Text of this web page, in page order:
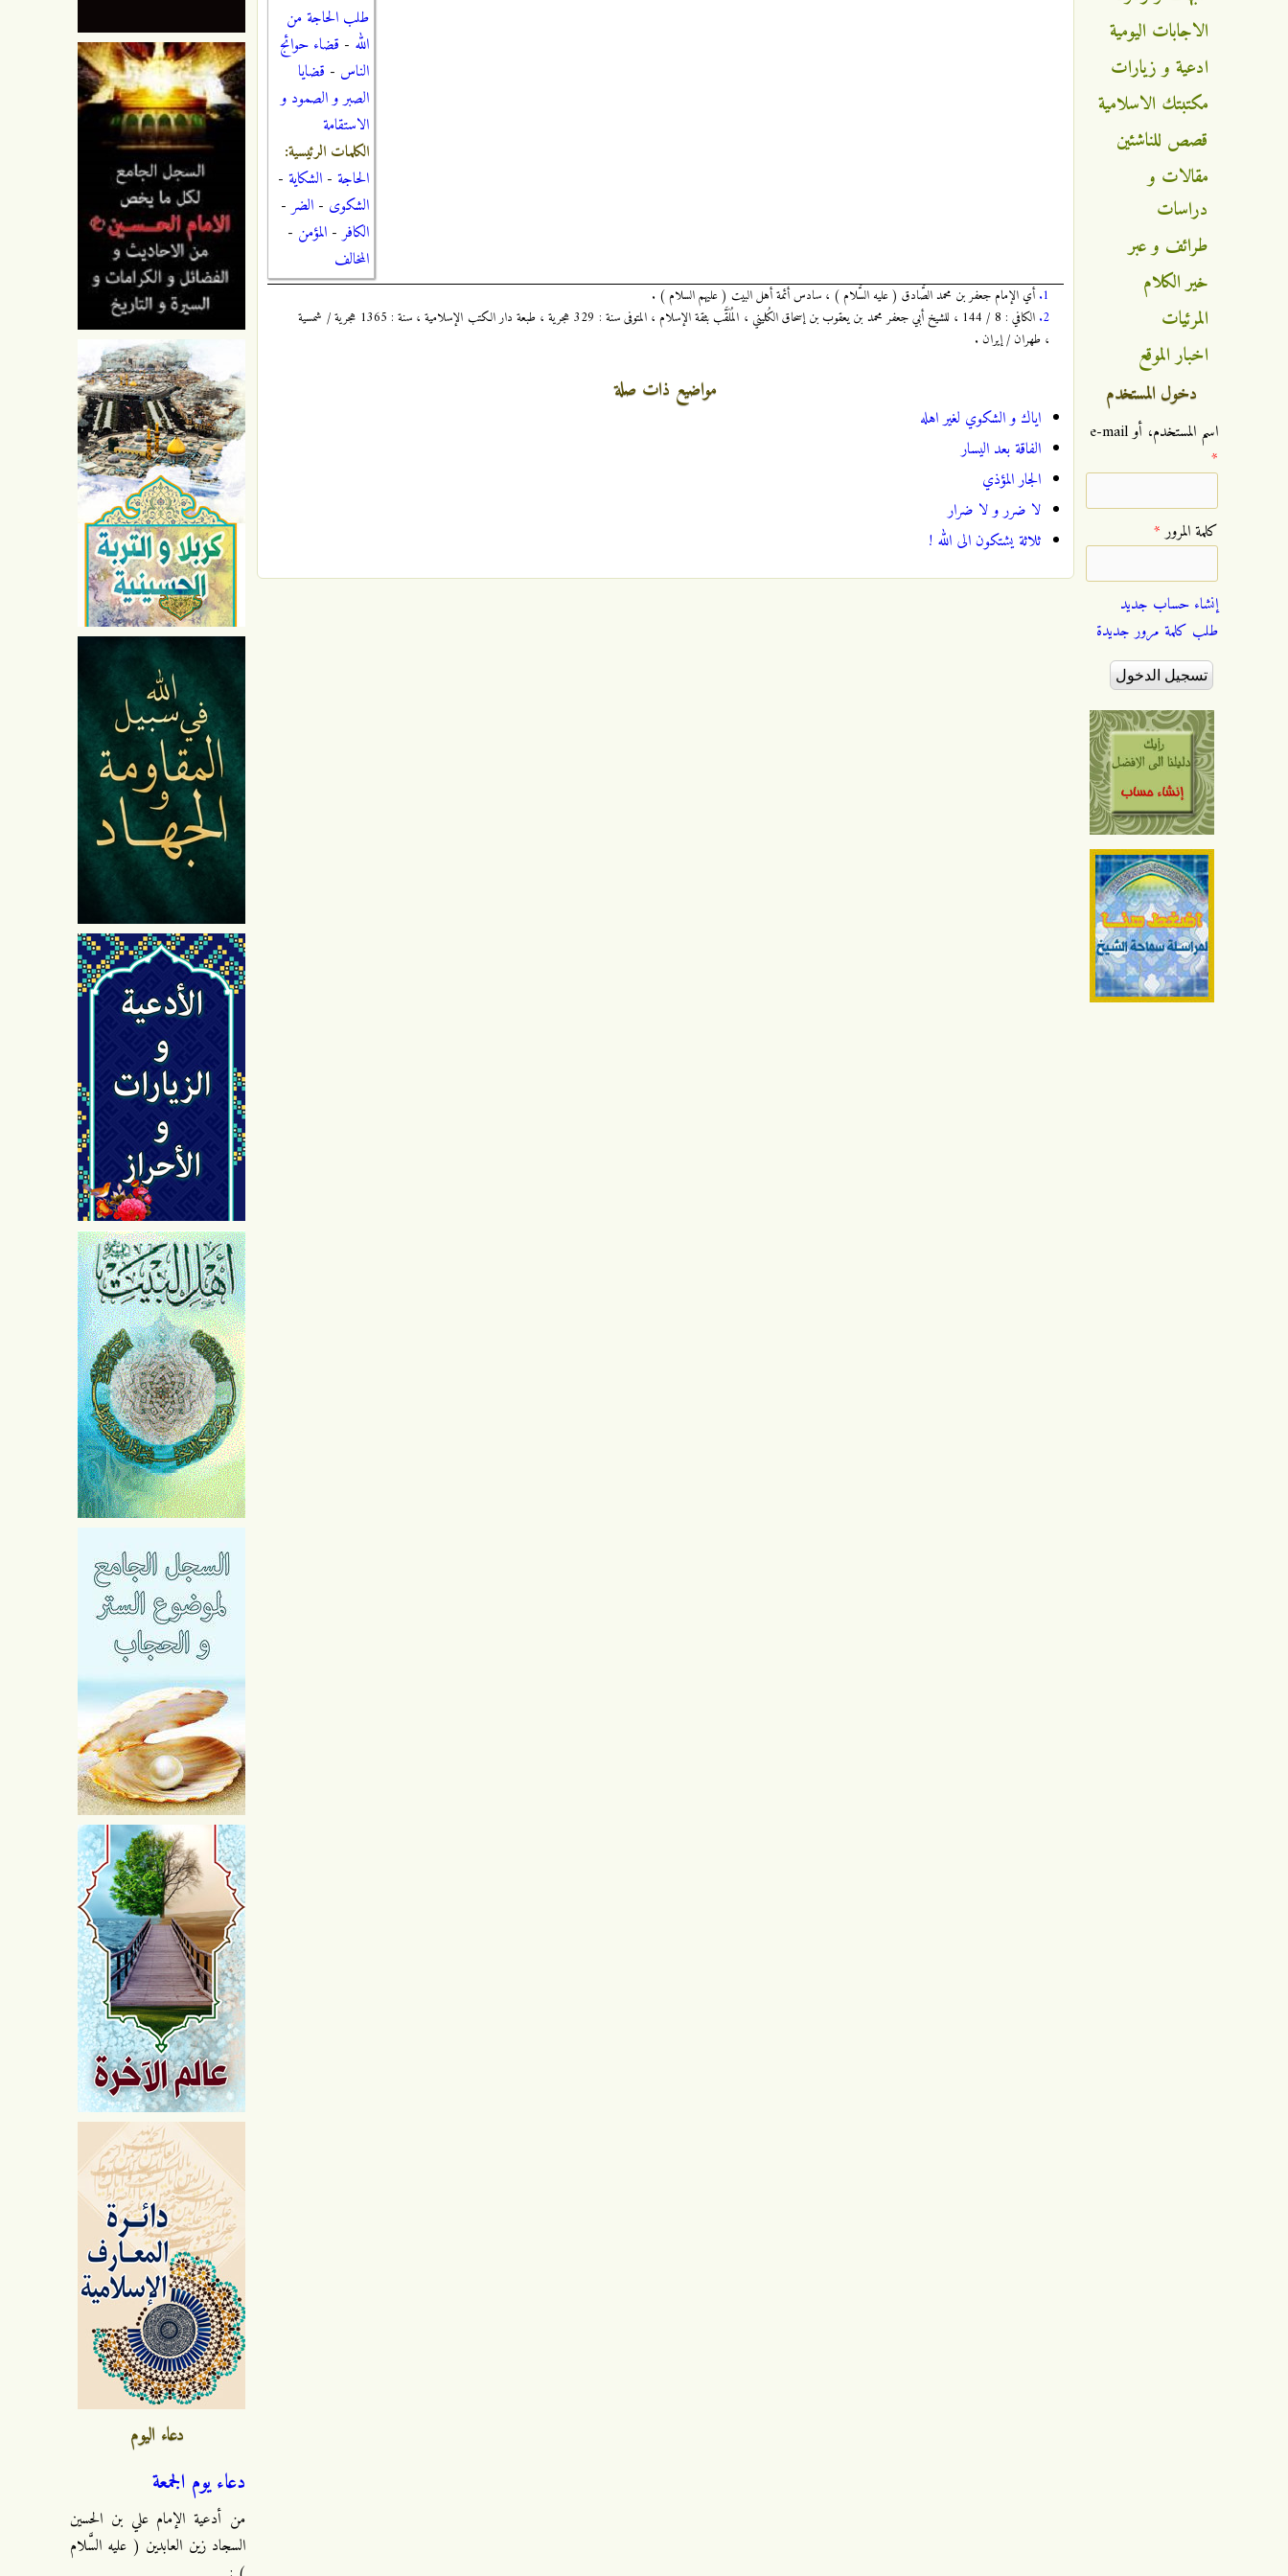
طلب الحاجة من
الله - قضاء حوائج
الناس - قضايا
الصبر و الصمود و
الاستقامة
الكلمات الرئيسية:
الحاجة - الشكاية -
الشكوى - الضر -
الكافر- المؤمن -
المخالف
1. أي الإمام جعفر بن محمد الصَّادق ( عليه السَّلام ) ، سادس أئمة أهل البيت ( عليهم السلام ) .
2.
الكافي : 8 / 144 ، للشيخ أبي جعفر محمد بن يعقوب بن إسحاق الكُليني ، المُلَقَّب بثقة الإسلام ، المتوفى سنة : 329 هجرية ، طبعة دار الكتب الإسلامية ، سنة : 1365 هجرية / شمسية
، طهران / إيران .
مواضيع ذات صلة
اياك و الشكوي لغير اهله
الفاقة بعد اليسار
الجار المؤذي
لا ضرر و لا ضرار
ثلاثة يشتكون الى الله !
دعاء اليوم
دعاء يوم الجمعة
من أدعية الإمام علي بن الحسين
السجاد زين العابدين ( عليه السَّلام
الاجابات اليومية
ادعية و زيارات
مكتبتك الاسلامية
قصص للناشئين
مقالات و
دراسات
طرائف و عبر
خير الكلام
المرئيات
اخبار الموقع
دخول المستخدم
‏اسم المستخدم، أو e-mail
*
‏كلمة المرور ‏*
إنشاء حساب جديد
طلب كلمة مرور جديدة